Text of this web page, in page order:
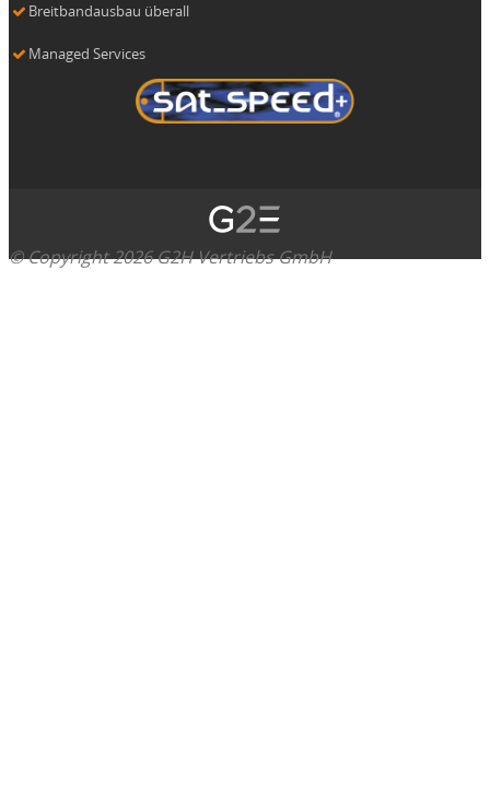
Breitbandausbau überall
Managed Services
© Copyright 2026 G2H Vertriebs GmbH